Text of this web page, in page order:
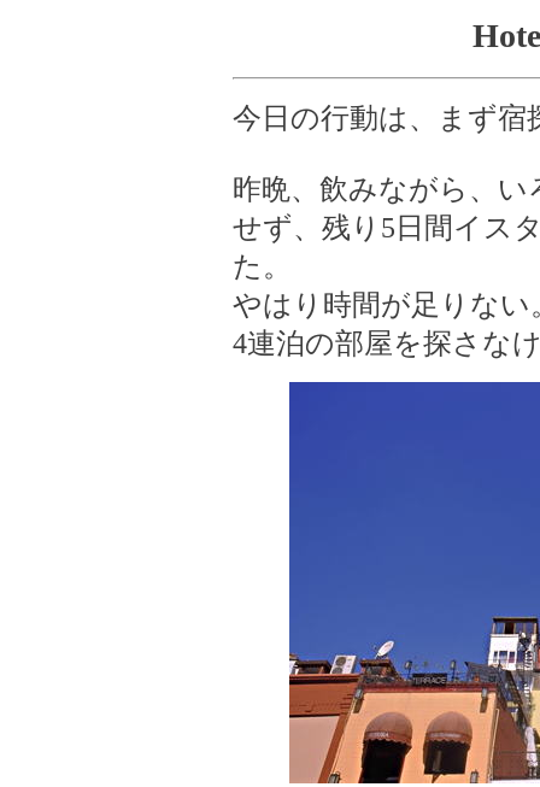
今日の行動は、まず宿
昨晩、飲みながら、
せず、残り5日間イス
た。
やはり時間が足りない
4連泊の部屋を探さな